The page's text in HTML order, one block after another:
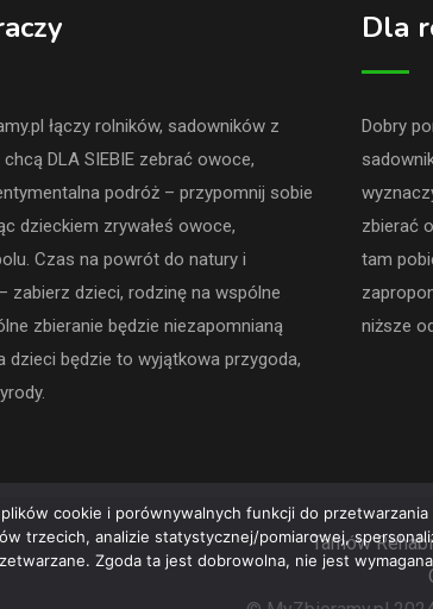
łączy rolników, sadowników z
DLA SIEBIE zebrać owoce,
podróż – przypomnij sobie
dzieckiem zrywałeś owoce,
Czas na powrót do natury i
zabierz dzieci, rodzinę na wspólne
zbieranie będzie niezapomnianą
dzieci będzie to wyjątkowa przygoda,
Dla
Dobry
zbierać
tam
niższe
Tarnów
cookie i porównywalnych funkcji do
trzecich, analizie statystycznej/pomiarowej,
Zgoda ta jest dobrowolna, nie jest